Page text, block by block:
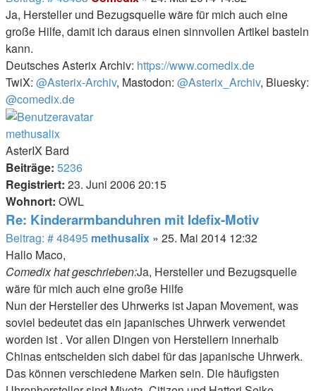
Ja, Hersteller und Bezugsquelle wäre für mich auch eine
große Hilfe, damit ich daraus einen sinnvollen Artikel basteln
kann.
Deutsches Asterix Archiv: https://www.comedix.de
TwiX: @Asterix-Archiv, Mastodon: @Asterix_Archiv, Bluesky:
@comedix.de
Nach
oben
methusalix
AsterIX Bard
Beiträge: 5236
Registriert: 23. Juni 2006 20:15
Wohnort: OWL
Re: Kinderarmbanduhren mit Idefix-Motiv
Beitrag: # 48495Beitrag
methusalix » 25. Mai 2014 12:32
Hallo Maco,
Comedix hat geschrieben:Ja, Hersteller und Bezugsquelle
wäre für mich auch eine große Hilfe
Nun der Hersteller des Uhrwerks ist Japan Movement, was
soviel bedeutet das ein japanisches Uhrwerk verwendet
worden ist . Vor allen Dingen von Herstellern innerhalb
Chinas entscheiden sich dabei für das japanische Uhrwerk.
Das können verschiedene Marken sein. Die häufigsten